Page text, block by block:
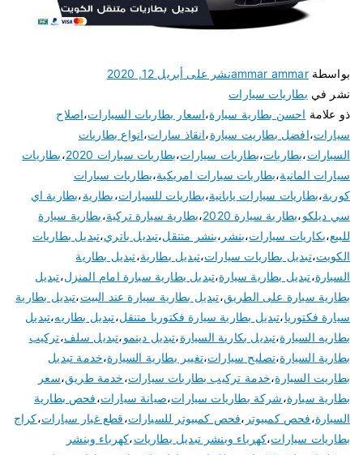
بواسطةammar ammarنشر على أبريل 12, 2020
نشر في بطاريات سيارات
ذو علامة احسن بطارية سيارة،اسعار بطاريات السيارات،اصلاح
سيارات،افضل بطاريت سيارة،انقاذ سارات،انواع بطاريات
السيارات،بطاريات،بطاريات سيارات،بطاريات سيارات 2020 ،بطاريات
سيارات المانية،بطاريات سيارات امريكية،بطاريات سيارات
كورية،بطاريات سيارات يابانية،بطاريات للسيارات،بطارية،بطارية اي
سي ديلكو،بطارية سيارة 2020 ،بطارية سيارة تركية،بطارية سيارة
للبيع،بكاريات سيارات،بنشر ،بنشر متنقل،تبديل باتري،تبديل بطاريات
الكويت،تبديل بطاريات سيارات،تبديل بطارية،تبديل بطارية
السيارة،تبديل بطارية سيارة،تبديل بطارية سيارة امام المنزل،تبديل
بطارية سيارة على الطريق،تبديل بطارية سيارة عند البيت،تبديل بطارية
سيارة فكتوريا،تبديل بطارية سيارة فكتوريا متنقل،تبديل بطاريه،تبديل
بطاريه السيارة،تبديل بكارية السيارة،تبديل دينمو،تبديل سلف،تركيب
بطارية السيارة،تصليح سيارات،تغيير بطارية السيارة،خدمة تبديل
بطاريت السيارة،خدمة تركيب بطاريات سيارات،خدمة طريق،سعر
بطارية سيارة،شركة بطاريات سيارات،صيانة سيارات،فحص بطارية
السيارة،فحص كمبيوتر ،فحص كمبيوتر للسيارات،قطع غيار سيارات،كراج
بطاريات سيارات،كهرباء وبنشر تبديل بطاريات،كهرباء وبنشر